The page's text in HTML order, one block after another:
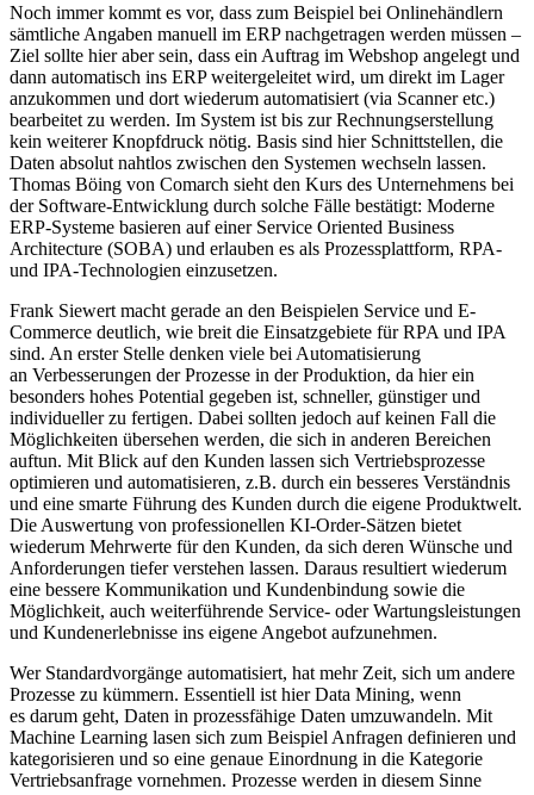
Noch immer kommt es vor, dass zum Beispiel bei Onlinehändlern
sämtliche Angaben manuell im ERP nachgetragen werden müssen –
Ziel sollte hier aber sein, dass ein Auftrag im Webshop angelegt und
dann automatisch ins ERP weitergeleitet wird, um direkt im Lager
anzukommen und dort wiederum automatisiert (via Scanner etc.)
bearbeitet zu werden. Im System ist bis zur Rechnungserstellung
kein weiterer Knopfdruck nötig. Basis sind hier Schnittstellen, die
Daten absolut nahtlos zwischen den Systemen wechseln lassen.
Thomas Böing von Comarch sieht den Kurs des Unternehmens bei
der Software-Entwicklung durch solche Fälle bestätigt: Moderne
ERP-Systeme basieren auf einer Service Oriented Business
Architecture (SOBA) und erlauben es als Prozessplattform, RPA-
und IPA-Technologien einzusetzen.
Frank Siewert macht gerade an den Beispielen Service und E-
Commerce deutlich, wie breit die Einsatzgebiete für RPA und IPA
sind. An erster Stelle denken viele bei Automatisierung
an Verbesserungen der Prozesse in der Produktion, da hier ein
besonders hohes Potential gegeben ist, schneller, günstiger und
individueller zu fertigen. Dabei sollten jedoch auf keinen Fall die
Möglichkeiten übersehen werden, die sich in anderen Bereichen
auftun. Mit Blick auf den Kunden lassen sich Vertriebsprozesse
optimieren und automatisieren, z.B. durch ein besseres Verständnis
und eine smarte Führung des Kunden durch die eigene Produktwelt.
Die Auswertung von professionellen KI-Order-Sätzen bietet
wiederum Mehrwerte für den Kunden, da sich deren Wünsche und
Anforderungen tiefer verstehen lassen. Daraus resultiert wiederum
eine bessere Kommunikation und Kundenbindung sowie die
Möglichkeit, auch weiterführende Service- oder Wartungsleistungen
und Kundenerlebnisse ins eigene Angebot aufzunehmen.
Wer Standardvorgänge automatisiert, hat mehr Zeit, sich um andere
Prozesse zu kümmern. Essentiell ist hier Data Mining, wenn
es darum geht, Daten in prozessfähige Daten umzuwandeln. Mit
Machine Learning lasen sich zum Beispiel Anfragen definieren und
kategorisieren und so eine genaue Einordnung in die Kategorie
Vertriebsanfrage vornehmen. Prozesse werden in diesem Sinne